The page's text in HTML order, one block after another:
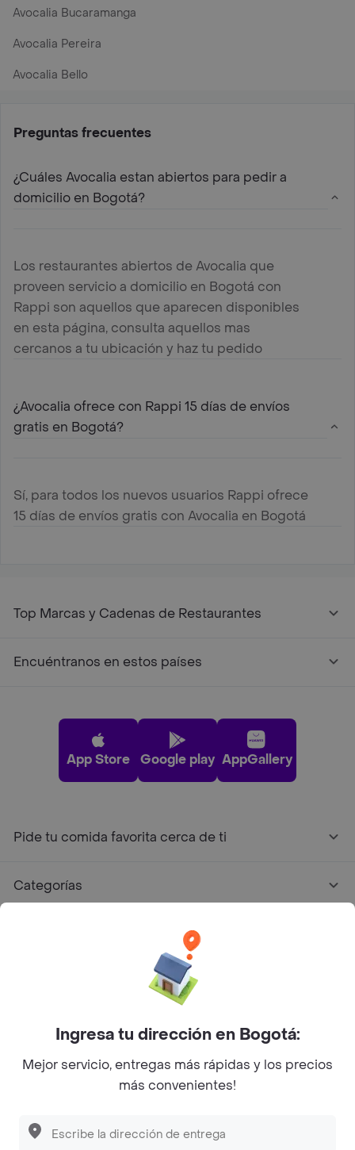
Descubre las PROMOCIONES que tenemos
Avocalia Bucaramanga
Avocalia Pereira
Avocalia Bello
Preguntas frecuentes
¿Cuáles Avocalia estan abiertos para pedir a
domicilio en Bogotá?
Los restaurantes abiertos de Avocalia que
proveen servicio a domicilio en Bogotá con
Rappi son aquellos que aparecen disponibles
en esta página, consulta aquellos mas
cercanos a tu ubicación y haz tu pedido
¿Avocalia ofrece con Rappi 15 días de envíos
gratis en Bogotá?
Sí, para todos los nuevos usuarios Rappi ofrece
15 días de envíos gratis con Avocalia en Bogotá
Top Marcas y Cadenas de Restaurantes
Encuéntranos en estos países
App Store Google play AppGallery
Pide tu comida favorita cerca de ti
Categorías
Facebook
Twitter
Instagram
©2026Rappi Inc. All rights reserved.
Ingresa tu dirección en Bogotá:
Mejor servicio, entregas más rápidas y los precios
más convenientes!